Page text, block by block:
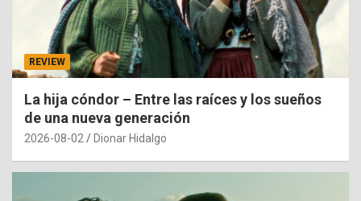
REVIEW
La hija cóndor – Entre las raíces y los sueños
de una nueva generación
2026-08-02 Dionar Hidalgo